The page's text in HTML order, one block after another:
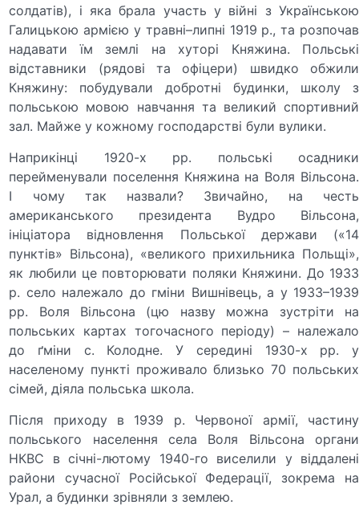
солдатів), і яка брала участь у війні з Українською
Галицькою армією у травні–липні 1919 р., та розпочав
надавати їм землі на хуторі Княжина. Польські
відставники (рядові та офіцери) швидко обжили
Княжину: побудували добротні будинки, школу з
польською мовою навчання та великий спортивний
зал. Майже у кожному господарстві були вулики.
Наприкінці 1920-х рр. польські осадники
перейменували поселення Княжина на Воля Вільсона.
І чому так назвали? Звичайно, на честь
американського президента Вудро Вільсона,
ініціатора відновлення Польської держави («14
пунктів» Вільсона), «великого прихильника Польщі»,
як любили це повторювати поляки Княжини. До 1933
р. село належало до гміни Вишнівець, а у 1933–1939
рр. Воля Вільсона (цю назву можна зустріти на
польських картах тогочасного періоду) – належало
до ґміни с. Колодне. У середині 1930-х рр. у
населеному пункті проживало близько 70 польських
сімей, діяла польська школа.
Після приходу в 1939 р. Червоної армії, частину
польського населення села Воля Вільсона органи
НКВС в січні-лютому 1940-го виселили у віддалені
райони сучасної Російської Федерації, зокрема на
Урал, а будинки зрівняли з землею.